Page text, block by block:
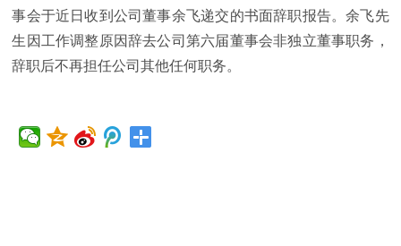
事会于近日收到公司董事余飞递交的书面辞职报告。余飞先
生因工作调整原因辞去公司第六届董事会非独立董事职务，
辞职后不再担任公司其他任何职务。